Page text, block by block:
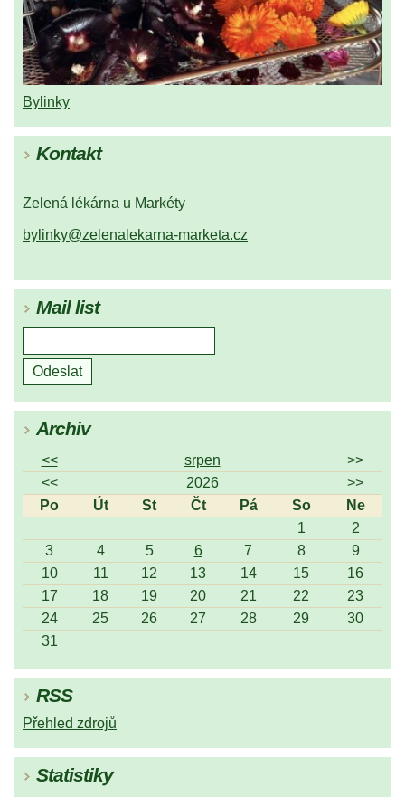
Bylinky
Kontakt
Zelená lékárna u Markéty
bylinky@zelenalekarna-marketa.cz
Mail list
Archiv
<< srpen
>>
<<
2026
>>
Po
Út St Čt Pá So
Ne
1
2
3
4 5 6 7 8
9
10
11 12 13 14 15
16
17
18 19 20 21 22
23
24
25 26 27 28 29
30
31
RSS
Přehled zdrojů
Statistiky